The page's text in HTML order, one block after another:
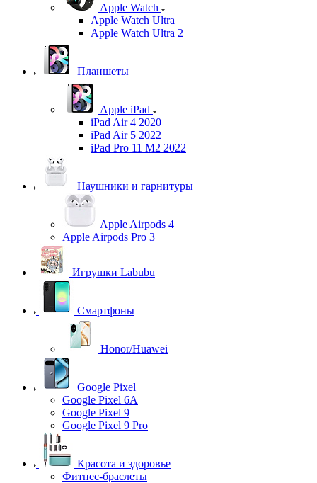
Apple Watch
Apple Watch Ultra
Apple Watch Ultra 2
Планшеты
Apple iPad
iPad Air 4 2020
iPad Air 5 2022
iPad Pro 11 M2 2022
Наушники и гарнитуры
Apple Airpods 4
Apple Airpods Pro 3
Игрушки Labubu
Смартфоны
Honor/Huawei
Google Pixel
Google Pixel 6A
Google Pixel 9
Google Pixel 9 Pro
Красота и здоровье
Фитнес-браслеты